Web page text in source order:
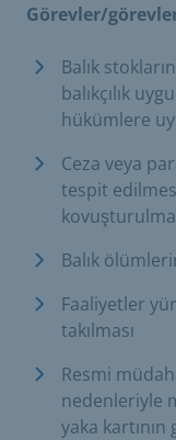
Görevler/
Balık
balıkçılık
hükümlere
Ceza veya
tespit
Balık
Faaliyetler
takılması
Resmi
nedenleriyle
yaka